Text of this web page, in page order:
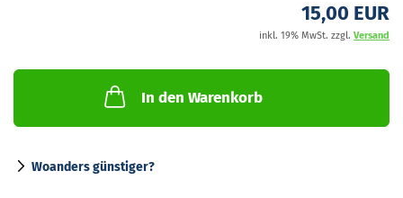
15,00 EUR
inkl. 19% MwSt. zzgl. Versand
In den Warenkorb
Woanders günstiger?